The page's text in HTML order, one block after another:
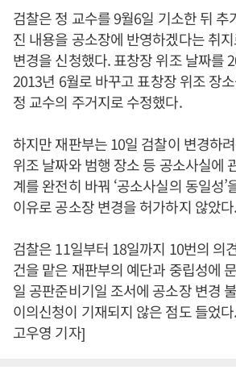
검찰은 정 교수를 9월6일 기소한 뒤 추
진 내용을 공소장에 반영하겠다는 취
변경을 신청했다. 표창장 위조 날짜를
2013년 6월로 바꾸고 표창장 위조 장
정 교수의 주거지로 수정했다.
하지만 재판부는 10일 검찰이 변경하
위조 날짜와 범행 장소 등 공소사실에
계를 완전히 바꿔 ‘공소사실의 동일성
이유로 공소장 변경을 허가하지 않았다.
검찰은 11일부터 18일까지 10번의 의
건을 맡은 재판부의 예단과 중립성에
일 공판준비기일 조서에 공소장 변경
이의신청이 기재되지 않은 점도 들었
고우영 기자]